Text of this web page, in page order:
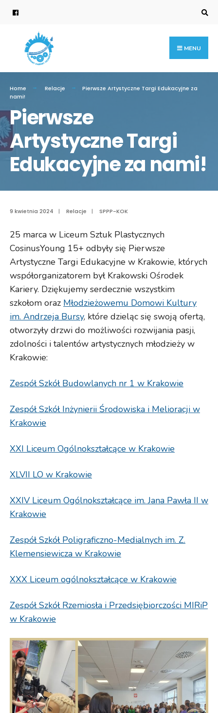
content
MENU
Home Relacje
Pierwsze Artystyczne Targi Edukacyjne za
nami!
Pierwsze
Artystyczne Targi
Edukacyjne za nami!
9 kwietnia 2024 | Relacje | SPPP-KOK
25 marca w Liceum Sztuk Plastycznych
CosinusYoung 15+ odbyły się Pierwsze
Artystyczne Targi Edukacyjne w Krakowie, których
współorganizatorem był Krakowski Ośrodek
Kariery. Dziękujemy serdecznie wszystkim
szkołom oraz Młodzieżowemu Domowi Kultury
im. Andrzeja Bursy, które dzieląc się swoją ofertą,
otworzyły drzwi do możliwości rozwijania pasji,
zdolności i talentów artystycznych młodzieży w
Krakowie:
Zespół Szkół Budowlanych nr 1 w Krakowie
Zespół Szkół Inżynierii Środowiska i Melioracji w
Krakowie
XXI Liceum Ogólnokształcące w Krakowie
XLVII LO w Krakowie
XXIV Liceum Ogólnokształcące im. Jana Pawła II w
Krakowie
Zespół Szkół Poligraficzno-Medialnych im. Z.
Klemensiewicza w Krakowie
XXX Liceum ogólnokształcące w Krakowie
Zespół Szkół Rzemiosła i Przedsiębiorczości MIRiP
w Krakowie